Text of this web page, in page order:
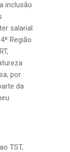
inclusão
salarial.
Região
por
da
TST,